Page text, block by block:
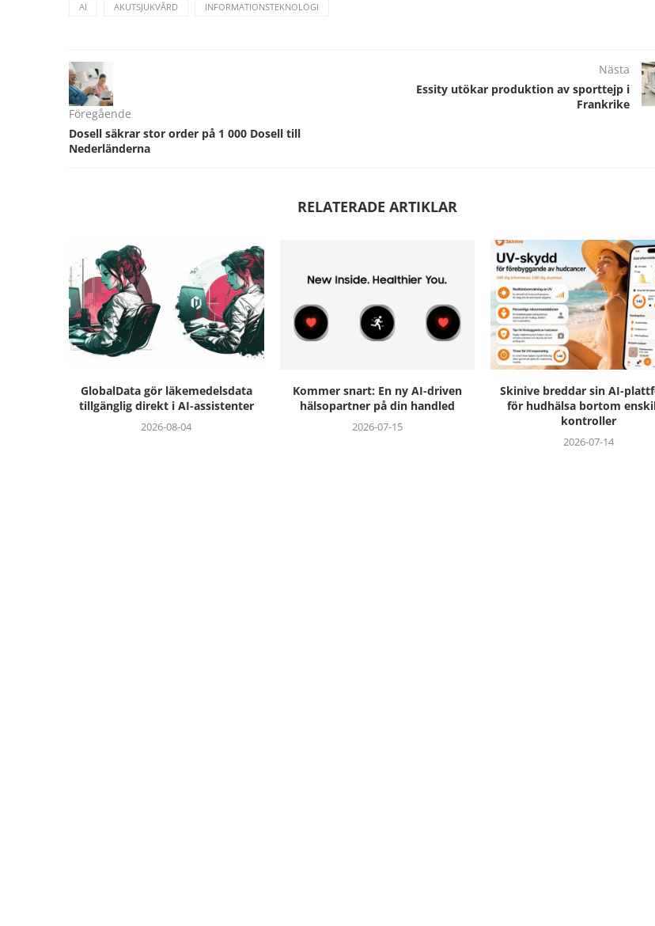
AI AKUTSJUKVÅRD INFORMATIONSTEKNOLOGI
Föregående
Dosell säkrar stor order på 1 000 Dosell till
Nederländerna
Nästa
Essity utökar produktion av sporttejp i
Frankrike
RELATERADE ARTIKLAR
GlobalData gör läkemedelsdata
tillgänglig direkt i AI-assistenter
2026-08-04
Kommer snart: En ny AI-driven
hälsopartner på din handled
2026-07-15
Skinive breddar sin AI-
för hudhälsa bortom
kontroller
2026-07-14